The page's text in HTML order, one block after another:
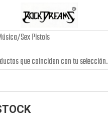
Sex Pistols
que coincidan con tu selección.